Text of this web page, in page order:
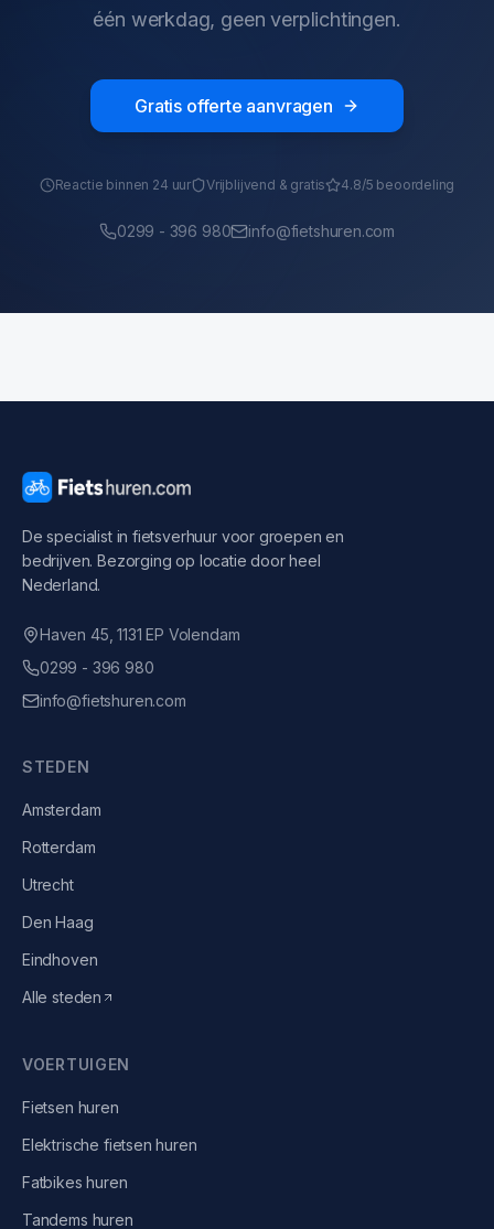
één werkdag, geen verplichtingen.
Gratis offerte aanvragen
Reactie binnen 24 uur Vrijblijvend & gratis 4.8/5 beoordeling
0299 - 396 980 info@fietshuren.com
De specialist in fietsverhuur voor groepen en
bedrijven. Bezorging op locatie door heel
Nederland.
Haven 45, 1131 EP Volendam
0299 - 396 980
info@fietshuren.com
STEDEN
Amsterdam
Rotterdam
Utrecht
Den Haag
Eindhoven
Alle steden
VOERTUIGEN
Fietsen huren
Elektrische fietsen huren
Fatbikes huren
Tandems huren